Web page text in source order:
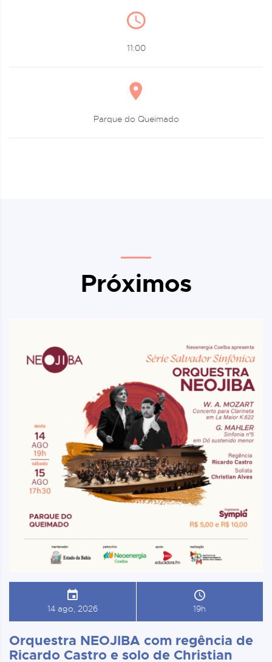
11:00
Parque do Queimado
Próximos
14 ago, 2026 19h
Orquestra NEOJIBA com regência de
Ricardo Castro e solo de Christian